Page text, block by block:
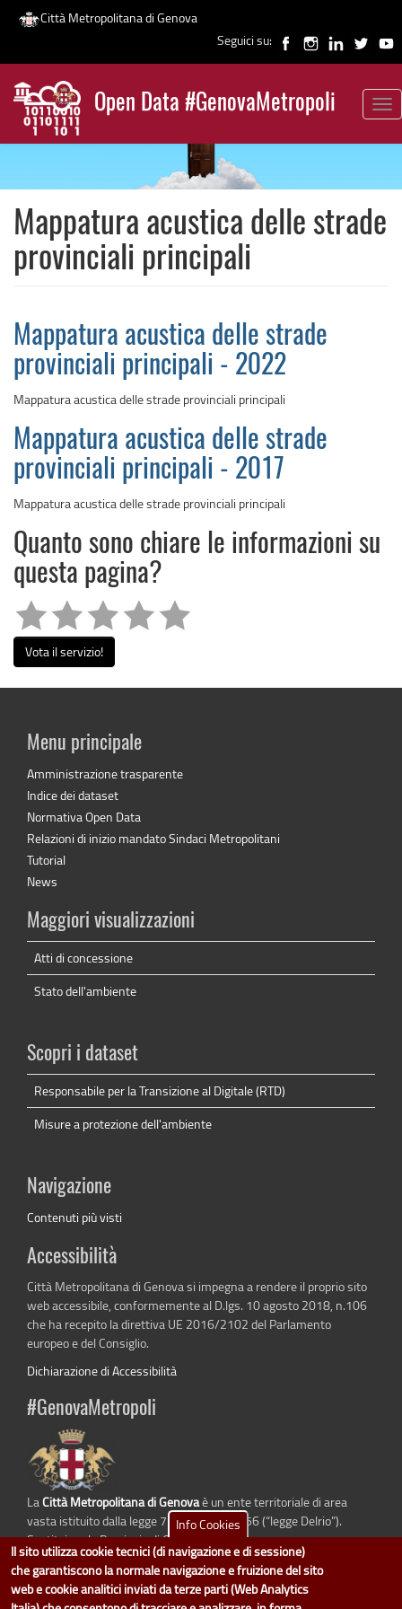
Salta
contenuto
principale
Città Metropolitana di Genova
Seguici su:
Open Data #GenovaMetropoli
News
Mappatura acustica delle strade
provinciali principali
Mappatura acustica delle strade
provinciali principali - 2022
Mappatura acustica delle strade provinciali principali
Mappatura acustica delle strade
provinciali principali - 2017
Mappatura acustica delle strade provinciali principali
Quanto sono chiare le informazioni su
questa pagina?
Vota il servizio!
Menu principale
Amministrazione trasparente
Indice dei dataset
Normativa Open Data
Relazioni di inizio mandato Sindaci Metropolitani
Tutorial
News
Maggiori visualizzazioni
Atti di concessione
Stato dell'ambiente
Scopri i dataset
Responsabile per la Transizione al Digitale (RTD)
Misure a protezione dell'ambiente
Navigazione
Contenuti più visti
Accessibilità
Città Metropolitana di Genova si impegna a rendere il proprio sito
web accessibile, conformemente al D.lgs. 10 agosto 2018, n.106
che ha recepito la direttiva UE 2016/2102 del Parlamento
europeo e del Consiglio.
Dichiarazione di Accessibilità
#GenovaMetropoli
LaCittà Metropolitana di Genovaè un ente territoriale di area
vasta istituito dalla legge 7 aprile 2014 n. 56 (“legge Delrio”).
Sostituisce la Provincia di Genova.
Info Cookies
Il sito utilizza cookie tecnici (di navigazione e di sessione)
che garantiscono la normale navigazione e fruizione del sito
web e cookie analitici inviati da terze parti (Web Analytics